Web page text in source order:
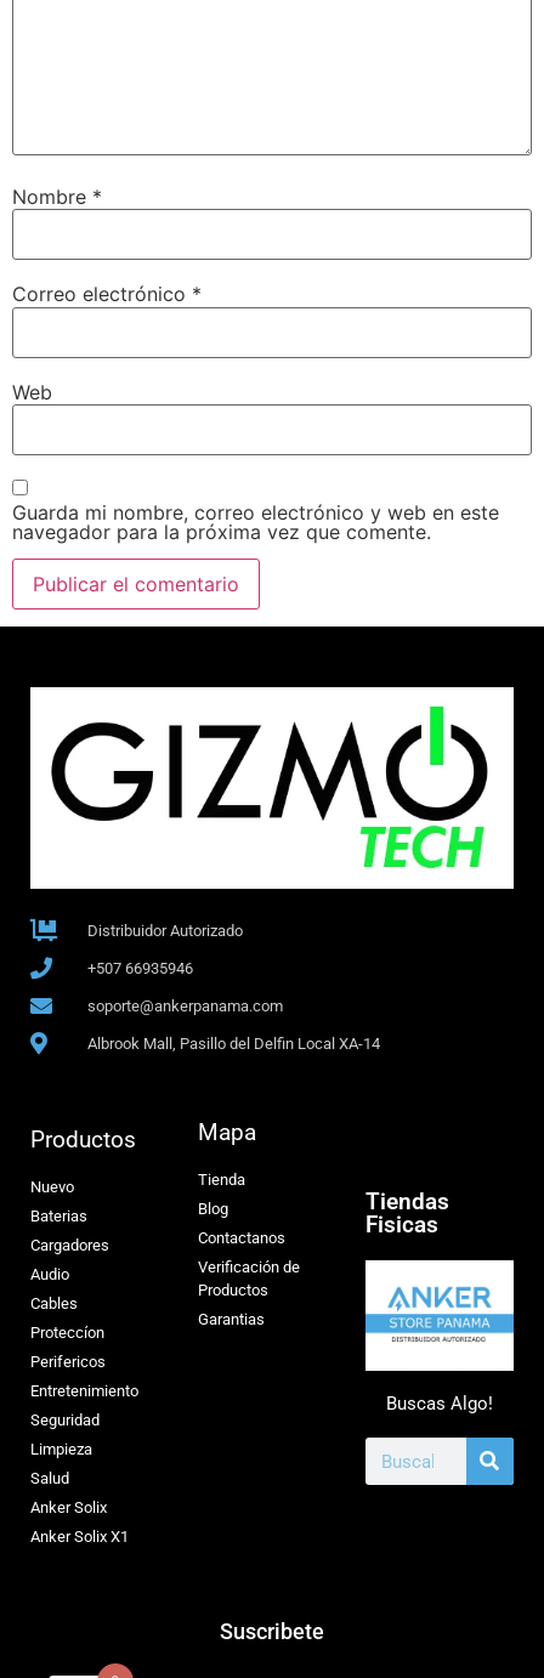
Nombre *
Correo electrónico *
Web
Guarda mi nombre, correo electrónico y web en este
navegador para la próxima vez que comente.
Distribuidor Autorizado
+507 66935946
soporte@ankerpanama.com
Albrook Mall, Pasillo del Delfin Local XA-14
Productos
Nuevo
Baterias
Cargadores
Audio
Cables
Proteccíon
Perifericos
Entretenimiento
Seguridad
Limpieza
Salud
Anker Solix
Anker Solix X1
Mapa
Tienda
Blog
Contactanos
Verificación de
Productos
Garantias
Tiendas
Fisicas
Buscas Algo!
Suscribete